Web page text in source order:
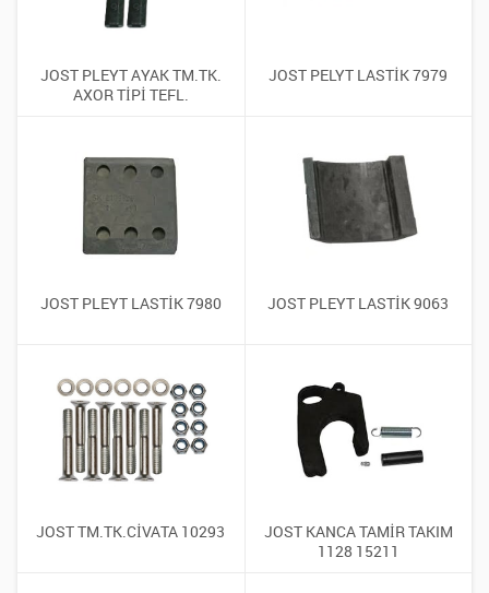
JOST PLEYT AYAK TM.TK.
AXOR TİPİ TEFL.
JOST PELYT LASTİK 7979
JOST PLEYT LASTİK 7980 JOST PLEYT LASTİK 9063
JOST TM.TK.CİVATA 10293
JOST KANCA TAMİR TAKIM
1128 15211